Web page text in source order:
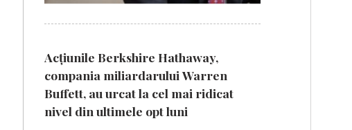
Acțiunile Berkshire Hathaway,
compania miliardarului Warren
Buffett, au urcat la cel mai ridicat
nivel din ultimele opt luni